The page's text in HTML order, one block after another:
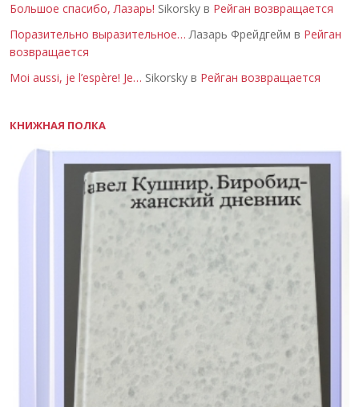
Большое спасибо, Лазарь! Sikorsky в Рейган возвращается
Поразительно выразительное… Лазарь Фрейдгейм в Рейган
возвращается
Moi aussi, je l’espère! Je… Sikorsky в Рейган возвращается
КНИЖНАЯ ПОЛКА